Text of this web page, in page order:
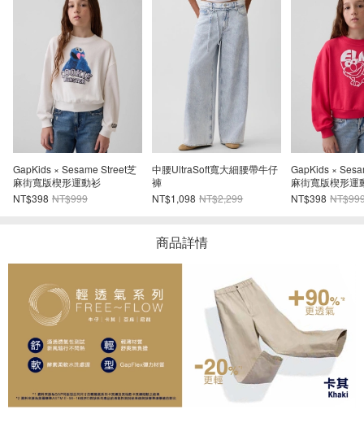
GapKids × Sesame Street芝
麻街寬版楔形運動衫
NT$398 NT$999
Gap × Disney迪士尼幼兒米奇
老鼠中筒襪（4雙組）
NT$239 NT$399
兒童
ogo大學T
NT$398
商品詳情